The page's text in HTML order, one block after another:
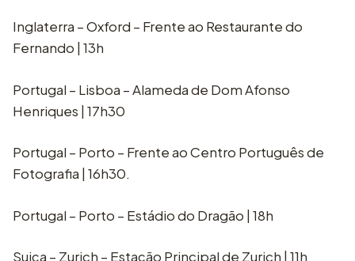
Inglaterra – Oxford – Frente ao Restaurante do
Fernando | 13h
Portugal – Lisboa – Alameda de Dom Afonso
Henriques | 17h30
Portugal – Porto – Frente ao Centro Português de
Fotografia | 16h30.
Portugal – Porto – Estádio do Dragão | 18h
Suiça – Zurich – Estação Principal de Zurich | 11h